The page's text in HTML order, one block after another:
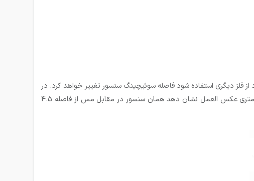
از فلز دیگری استفاده شود فاصله سوئیچینگ سنسور تغییر خواهد كرد. در
جدول روبه رو ضریب تبدیل برخی از فلزات ذكر شده است. بعنوان مثال هرگاه یك سنسور القایی در مقابل فولاد از فاصله 10 میلی متری عكس العمل نشان دهد همان سنسور در مقابل مس از فاصله 4.5